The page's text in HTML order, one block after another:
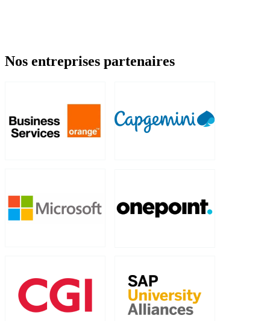
Nos entreprises partenaires